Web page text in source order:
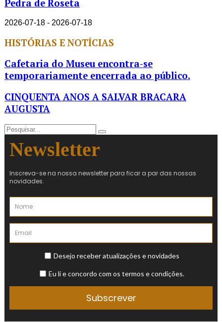
Pedra de Roseta
2026-07-18 - 2026-07-18
HISTÓRIAS E NOTÍCIAS
Cafetaria do Museu encontra-se
temporariamente encerrada ao público.
CINQUENTA ANOS A SALVAR BRACARA
AUGUSTA